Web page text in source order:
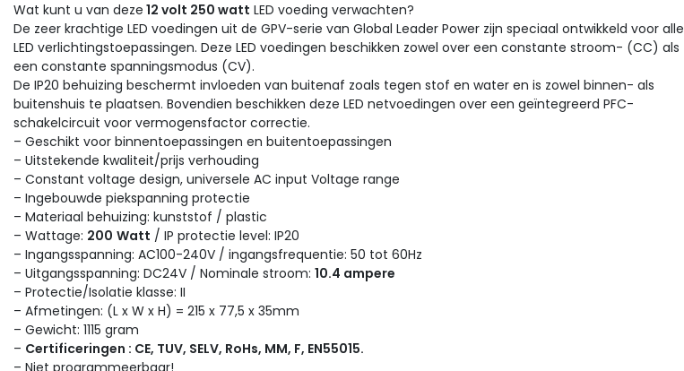
Wat kunt u van deze 12 volt 250 watt LED voeding verwachten?
De zeer krachtige LED voedingen uit de GPV-serie van Global Leader Power zijn speciaal ontwikkeld voor alle
LED verlichtingstoepassingen. Deze LED voedingen beschikken zowel over een constante stroom- (CC) als
een constante spanningsmodus (CV).
De IP20 behuizing beschermt invloeden van buitenaf zoals tegen stof en water en is zowel binnen- als
buitenshuis te plaatsen. Bovendien beschikken deze LED netvoedingen over een geïntegreerd PFC-
schakelcircuit voor vermogensfactor correctie.
– Geschikt voor binnentoepassingen en buitentoepassingen
– Uitstekende kwaliteit/prijs verhouding
– Constant voltage design, universele AC input Voltage range
– Ingebouwde piekspanning protectie
– Materiaal behuizing: kunststof / plastic
– Wattage: 200 Watt / IP protectie level: IP20
– Ingangsspanning: AC100-240V / ingangsfrequentie: 50 tot 60Hz
– Uitgangsspanning: DC24V / Nominale stroom: 10.4 ampere
– Protectie/Isolatie klasse: II
– Afmetingen: (L x W x H) = 215 x 77,5 x 35mm
– Gewicht: 1115 gram
– Certificeringen : CE, TUV, SELV, RoHs, MM, F, EN55015.